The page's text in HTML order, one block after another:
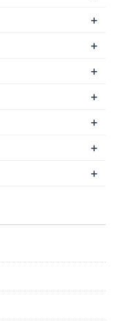
+
+
+
+
+
+
+